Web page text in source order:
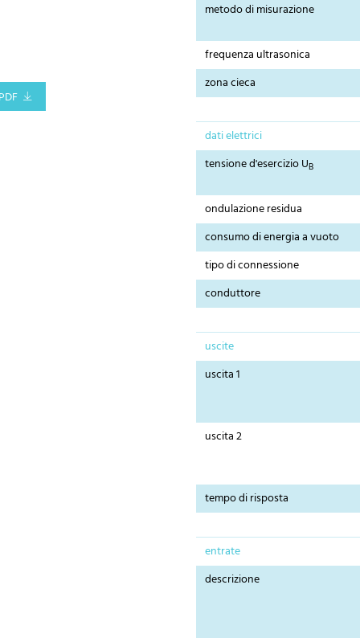
metodo di misurazione
frequenza ultrasonica
zona cieca
dati elettrici
tensione d'esercizio UB
ondulazione residua
consumo di energia a vuoto
tipo di connessione
conduttore
uscite
uscita 1
uscita 2
tempo di risposta
entrate
descrizione